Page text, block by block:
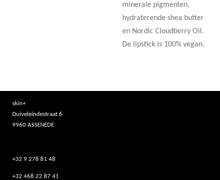
minerale pigmenten,
hydraterende shea butter
en Nordic Cloudberry Oil.
De lipstick is 100% vegan.
skin+
Duiveleindestraat 6
9960 ASSENEDE
+32 9 278 81 48
+32 468 22 87 41